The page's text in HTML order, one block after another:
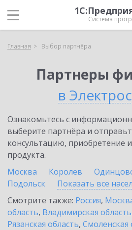
Система
Главная Выбор партнёра
Партнеры
в
Ознакомьтесь с
выберите партнёра и
консультацию, приобретение
продукта.
Москва
Королев
Подольск
Показать все
Смотрите также: Россия,
область, Владимирская область
Рязанская область, Смоленская